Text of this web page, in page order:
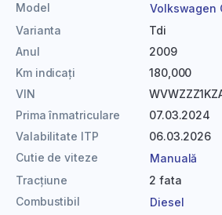
Model
Volkswagen
Varianta
Tdi
Anul
2009
Km indicați
180,000
VIN
Prima înmatriculare
07.03.2024
Valabilitate ITP
06.03.2026
Cutie de viteze
Manuală
Tracțiune
2 fata
Combustibil
Diesel